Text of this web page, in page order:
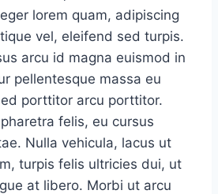
lorem quam, adipiscing
vel, eleifend sed turpis.
arcu id magna euismod in
pellentesque massa eu
porttitor arcu porttitor.
felis, eu cursus
Nulla vehicula, lacus ut
turpis felis ultricies dui, ut
at libero. Morbi ut arcu